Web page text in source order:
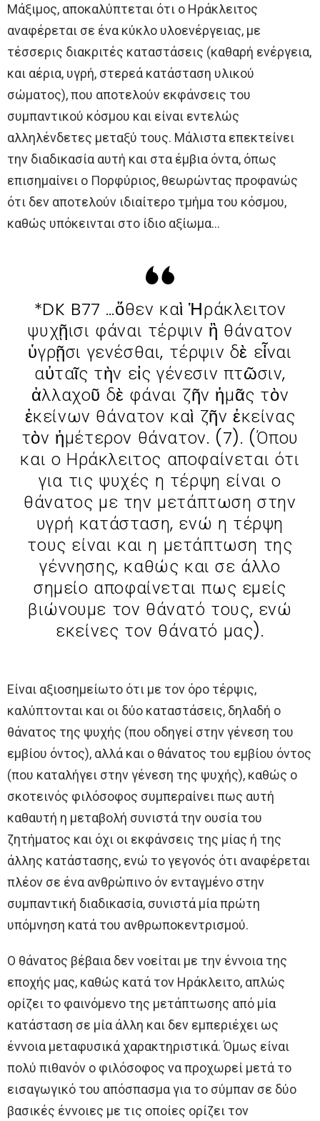
Μάξιμος, αποκαλύπτεται ότι ο Ηράκλειτος
αναφέρεται σε ένα κύκλο υλοενέργειας, με
τέσσερις διακριτές καταστάσεις (καθαρή ενέργεια,
και αέρια, υγρή, στερεά κατάσταση υλικού
σώματος), που αποτελούν εκφάνσεις του
συμπαντικού κόσμου και είναι εντελώς
αλληλένδετες μεταξύ τους. Μάλιστα επεκτείνει
την διαδικασία αυτή και στα έμβια όντα, όπως
επισημαίνει ο Πορφύριος, θεωρώντας προφανώς
ότι δεν αποτελούν ιδιαίτερο τμήμα του κόσμου,
καθώς υπόκεινται στο ίδιο αξίωμα…
*DK B77 …ὅθεν καὶ Ἡράκλειτον
ψυχῇισι φάναι τέρψιν ἢ θάνατον
ὑγρῇσι γενέσθαι, τέρψιν δὲ εἶναι
αὐταῖς τὴν εἰς γένεσιν πτῶσιν,
ἀλλαχοῦ δὲ φάναι ζῆν ἡμᾶς τὸν
ἐκείνων θάνατον καὶ ζῆν ἐκείνας
τὸν ἡμέτερον θάνατον. (7). (Όπου
και ο Ηράκλειτος αποφαίνεται ότι
για τις ψυχές η τέρψη είναι ο
θάνατος με την μετάπτωση στην
υγρή κατάσταση, ενώ η τέρψη
τους είναι και η μετάπτωση της
γέννησης, καθώς και σε άλλο
σημείο αποφαίνεται πως εμείς
βιώνουμε τον θάνατό τους, ενώ
εκείνες τον θάνατό μας).
Είναι αξιοσημείωτο ότι με τον όρο τέρψις,
καλύπτονται και οι δύο καταστάσεις, δηλαδή ο
θάνατος της ψυχής (που οδηγεί στην γένεση του
εμβίου όντος), αλλά και ο θάνατος του εμβίου όντος
(που καταλήγει στην γένεση της ψυχής), καθώς ο
σκοτεινός φιλόσοφος συμπεραίνει πως αυτή
καθαυτή η μεταβολή συνιστά την ουσία του
ζητήματος και όχι οι εκφάνσεις της μίας ή της
άλλης κατάστασης, ενώ το γεγονός ότι αναφέρεται
πλέον σε ένα ανθρώπινο όν ενταγμένο στην
συμπαντική διαδικασία, συνιστά μία πρώτη
υπόμνηση κατά του ανθρωποκεντρισμού.
Ο θάνατος βέβαια δεν νοείται με την έννοια της
εποχής μας, καθώς κατά τον Ηράκλειτο, απλώς
ορίζει το φαινόμενο της μετάπτωσης από μία
κατάσταση σε μία άλλη και δεν εμπεριέχει ως
έννοια μεταφυσικά χαρακτηριστικά. Όμως είναι
πολύ πιθανόν ο φιλόσοφος να προχωρεί μετά το
εισαγωγικό του απόσπασμα για το σύμπαν σε δύο
βασικές έννοιες με τις οποίες ορίζει τον